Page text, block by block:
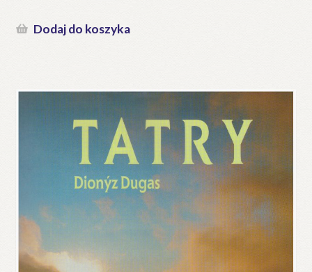
Dodaj do koszyka